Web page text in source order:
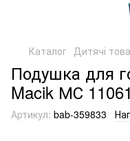
Каталог Дитячі
Подушка для
Macik МС
Артикул: bab-359833